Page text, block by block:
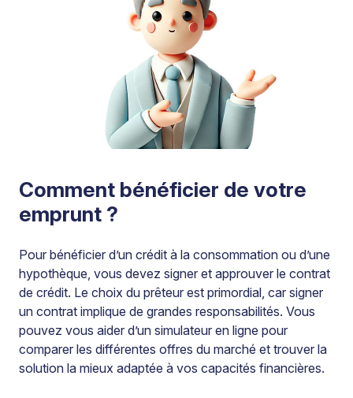
Comment bénéficier de votre
emprunt ?
Pour bénéficier d’un crédit à la consommation ou d’une
hypothèque, vous devez signer et approuver le contrat
de crédit. Le choix du prêteur est primordial, car signer
un contrat implique de grandes responsabilités. Vous
pouvez vous aider d’un simulateur en ligne pour
comparer les différentes offres du marché et trouver la
solution la mieux adaptée à vos capacités financières.